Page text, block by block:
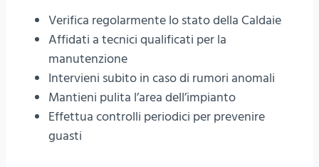
Verifica regolarmente lo stato della Caldaie
Affidati a tecnici qualificati per la
manutenzione
Intervieni subito in caso di rumori anomali
Mantieni pulita l’area dell’impianto
Effettua controlli periodici per prevenire
guasti